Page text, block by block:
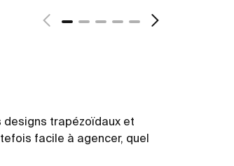
trapézoïdaux et
facile à agencer, quel